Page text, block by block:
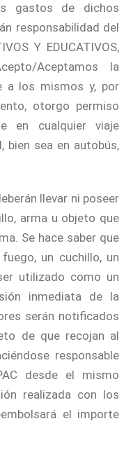
gastos de dichos
responsabilidad del
Y EDUCATIVOS,
Aceptamos la
a los mismos y, por
otorgo permiso
en cualquier viaje
bien sea en autobús,
llevar ni poseer
arma u objeto que
Se hace saber que
un cuchillo, un
utilizado como un
inmediata de la
serán notificados
de que recojan al
responsable
desde el mismo
realizada con los
el importe